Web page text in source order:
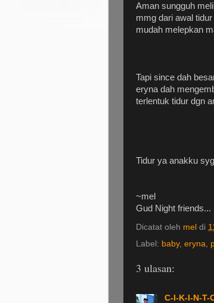
Aman sungguh
mmg dari awal
mudah melepkan
Tapi since dah
eryna dah
terlentuk tidur dgn
Tidur ya anakku
~mel
Gud Night friends...
Dicatat oleh mel di
Label: baby, eryna,
3 ulasan:
C-I-K-I-N-T-